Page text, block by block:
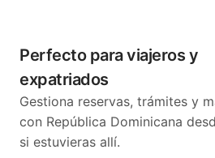
Perfecto para viajeros y
expatriados
Gestiona reservas, trámites y
con República Dominicana
si estuvieras allí.